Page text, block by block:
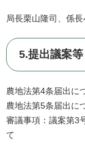
局長栗山隆司、係
5.提出議案等
農地法第4条届出に
農地法第5条届出に
審議事項：議案第3
て